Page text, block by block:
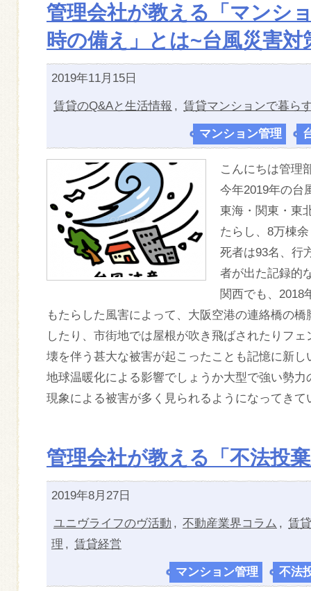
管理会社が教える「マンシ
時の備え」とは~台風災害対
2019年11月15日
賃貸のQ&Aと生活情報 , 賃貸マンションで暮ら
マンション管理
こんにちは管理
今年2019年の台
東海・関東・東
たらし、8万棟
死者は93名、行
者が出た記録的
関西でも、2018
もたらした風害によって、大阪空港の連絡橋の
したり、市街地では屋根が吹き飛ばされたりフ
壊を伴う甚大な被害が起こったことも記憶に新し
地球温暖化による影響でしょうか大型で強い勢
現象による被害が多く見られるようになってきて
管理会社が教える「不法投
2019年8月27日
ユニヴライフのヴ活動 , 不動産業界コラム , 賃
理 , 賃貸経営
マンション管理 不法